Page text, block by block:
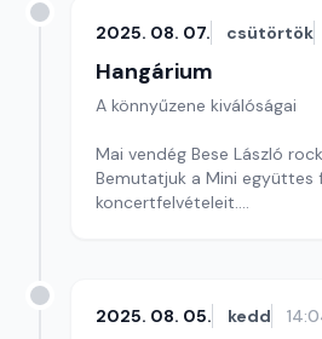
2025. 08. 07. csütörtök
Hangárium
A könnyűzene kiválóságai
Mai vendég Bese László
Bemutatjuk a Mini együttes
koncertfelvételeit.
2025. 08. 05. kedd